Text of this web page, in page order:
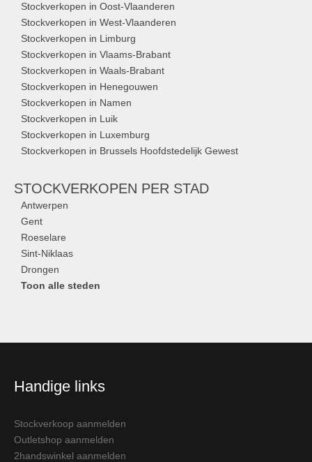
Stockverkopen in Oost-Vlaanderen
Stockverkopen in West-Vlaanderen
Stockverkopen in Limburg
Stockverkopen in Vlaams-Brabant
Stockverkopen in Waals-Brabant
Stockverkopen in Henegouwen
Stockverkopen in Namen
Stockverkopen in Luik
Stockverkopen in Luxemburg
Stockverkopen in Brussels Hoofdstedelijk Gewest
STOCKVERKOPEN PER STAD
Antwerpen
Gent
Roeselare
Sint-Niklaas
Drongen
Toon alle steden
Handige links
Stockverkoop aanmelden
Outletshop aanmelden
2handswinkel aanmelden